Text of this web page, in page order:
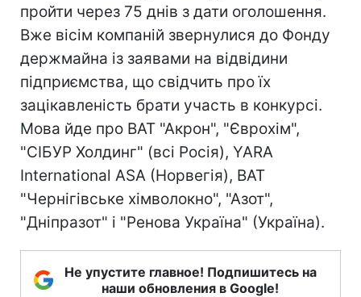
пройти через 75 днів з дати оголошення.
Вже вісім компаній звернулися до Фонду
держмайна із заявами на відвідини
підприємства, що свідчить про їх
зацікавленість брати участь в конкурсі.
Мова йде про ВАТ "Акрон", "Єврохім",
"СІБУР Холдинг" (всі Росія), YARA
International ASA (Норвегія), ВАТ
"Чернігівське хімволокно", "Азот",
"Дніпразот" і "Ренова Україна" (Україна).
Не упустите главное! Подпишитесь на
наши обновления в Google!